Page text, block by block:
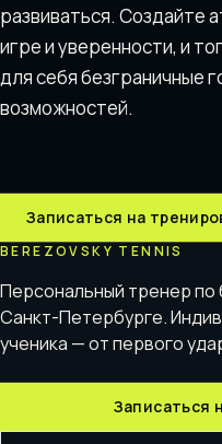
развиваться. Создайте
игре и уверенности, и
для себя безграничные
возможностей.
Записаться на
BEREZOVSKY TENNIS
Персональный тренер по
Санкт-Петербурге.
ученика — от первого
Записаться